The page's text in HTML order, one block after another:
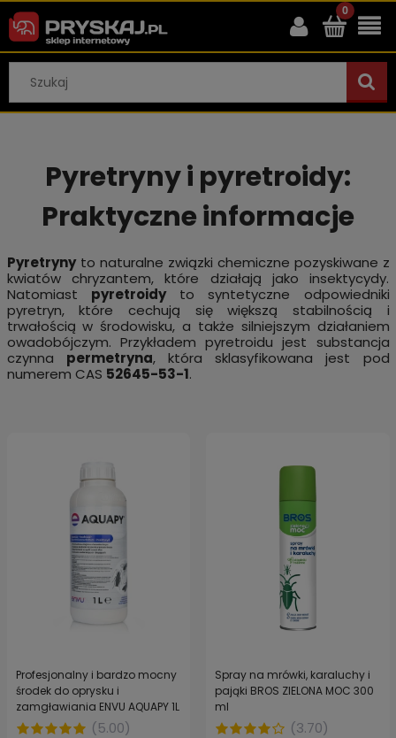
Pyretryny i pyretroidy:
Praktyczne informacje
Pyretrynyto naturalne związki chemiczne pozyskiwane z
kwiatów chryzantem, które działają jako insektycydy.
Natomiast pyretroidyto syntetyczne odpowiedniki
pyretryn, które cechują się większą stabilnością i
trwałością w środowisku, a także silniejszym działaniem
owadobójczym. Przykładem pyretroidu jest substancja
czynna permetryna, która sklasyfikowana jest pod
numerem CAS 52645-53-1.
Profesjonalny i bardzo mocny
środek do oprysku i
zamgławiania ENVU AQUAPY 1L
(5.00)
Spray na mrówki, karaluchy i
pająki BROS ZIELONA MOC 300
ml
(3.70)